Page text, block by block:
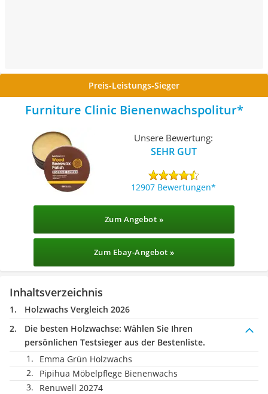
Preis-Leistungs-Sieger
Furniture Clinic Bienenwachspolitur
Unsere Bewertung:
SEHR GUT
12907 Bewertungen
Zum Angebot »
Zum Ebay-Angebot »
Inhaltsverzeichnis
Holzwachs Vergleich 2026
Die besten Holzwachse: Wählen Sie Ihren
persönlichen Testsieger aus der Bestenliste.
Emma Grün Holzwachs
Pipihua Möbelpflege Bienenwachs
Renuwell 20274